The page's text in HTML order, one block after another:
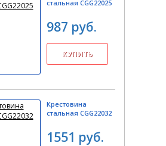
стальная CGG22025
987 руб.
Крестовина
стальная CGG22032
1551 руб.